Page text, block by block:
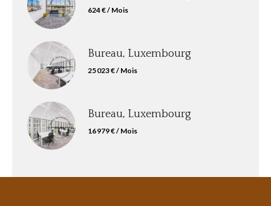
624 € / Mois
Bureau, Luxembourg
25 023 € / Mois
Bureau, Luxembourg
16 979 € / Mois